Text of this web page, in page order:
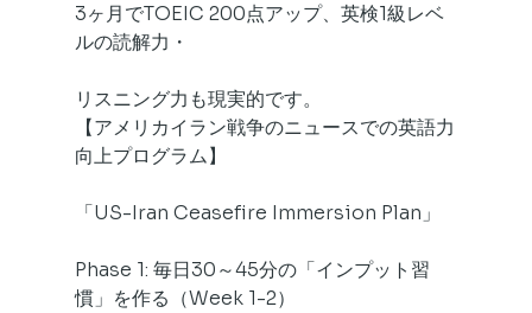
3ヶ月でTOEIC 200点アップ、英検1級レベ
ルの読解力・
リスニング力も現実的です。
【アメリカイラン戦争のニュースでの英語力
向上プログラム】
「US-Iran Ceasefire Immersion Plan」
Phase 1: 毎日30～45分の「インプット習
慣」を作る（Week 1-2）